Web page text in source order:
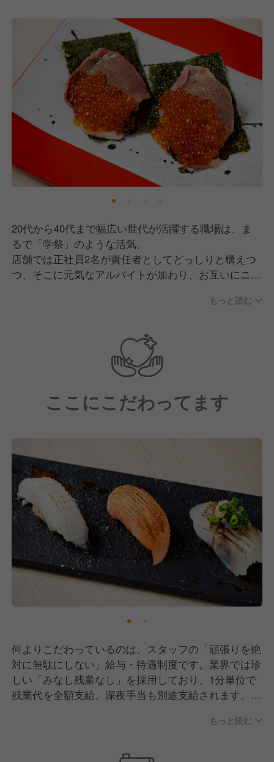
も、当社なら最短距離で実現できます。札幌の活気あ
る現場から、世界を舞台に活躍しませんか？
20代から40代まで幅広い世代が活躍する職場は、ま
るで「学祭」のような活気。
店舗では正社員2名が責任者としてどっしりと構えつ
つ、そこに元気なアルバイトが加わり、お互いにニッ
また、私たちが大切にしているのは「心地よい距離
感」。年に数回、親睦を深める飲み会などはあります
が、プライベートに過剰に干渉することはありませ
ん。仕事中は全力で協力し合い、オフはそれぞれの時
間を尊重する。そんな「大人なチームワーク」が、離
職率の低さにも繋がっています。
ど、困ったときには自然と手が差し伸べられる温かさ
もあります。職人気質の厳しさは一切なし。笑顔を絶
やさず、チームプレーでお店を盛り上げられる仲間を
お待ちしています。
面倒見の良いベテラン陣が揃っていますので、未経験
の方も安心して飛び込んできてください！
もっと読む
ここにこだわってます
何よりこだわっているのは、スタッフの「頑張りを絶
対に無駄にしない」給与・待遇制度です。業界では珍
しい「みなし残業なし」を採用しており、1分単位で
残業代を全額支給。深夜手当も別途支給されます。
稼いでほしい」という考えのもと、変形労働時間制を
イベートを優先したい時期は月6〜8日の休みをしっか
もっと読む